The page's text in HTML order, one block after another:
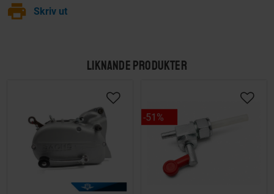
print Skriv ut
LIKNANDE PRODUKTER
51 %